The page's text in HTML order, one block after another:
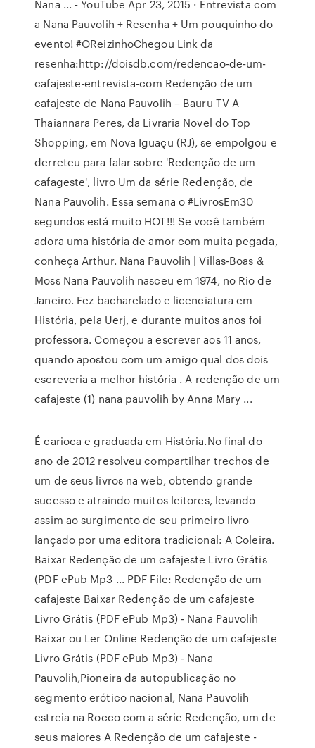
Nana ... - YouTube Apr 23, 2015 · Entrevista com
a Nana Pauvolih + Resenha + Um pouquinho do
evento! #OReizinhoChegou Link da
resenha:http://doisdb.com/redencao-de-um-
cafajeste-entrevista-com Redenção de um
cafajeste de Nana Pauvolih – Bauru TV A
Thaiannara Peres, da Livraria Novel do Top
Shopping, em Nova Iguaçu (RJ), se empolgou e
derreteu para falar sobre 'Redenção de um
cafageste', livro Um da série Redenção, de
Nana Pauvolih. Essa semana o #LivrosEm30
segundos está muito HOT!!! Se você também
adora uma história de amor com muita pegada,
conheça Arthur. Nana Pauvolih | Villas-Boas &
Moss Nana Pauvolih nasceu em 1974, no Rio de
Janeiro. Fez bacharelado e licenciatura em
História, pela Uerj, e durante muitos anos foi
professora. Começou a escrever aos 11 anos,
quando apostou com um amigo qual dos dois
escreveria a melhor história . A redenção de um
cafajeste (1) nana pauvolih by Anna Mary ...
É carioca e graduada em História.No final do
ano de 2012 resolveu compartilhar trechos de
um de seus livros na web, obtendo grande
sucesso e atraindo muitos leitores, levando
assim ao surgimento de seu primeiro livro
lançado por uma editora tradicional: A Coleira.
Baixar Redenção de um cafajeste Livro Grátis
(PDF ePub Mp3 ... PDF File: Redenção de um
cafajeste Baixar Redenção de um cafajeste
Livro Grátis (PDF ePub Mp3) - Nana Pauvolih
Baixar ou Ler Online Redenção de um cafajeste
Livro Grátis (PDF ePub Mp3) - Nana
Pauvolih,Pioneira da autopublicação no
segmento erótico nacional, Nana Pauvolih
estreia na Rocco com a série Redenção, um de
seus maiores A Redenção de um cafajeste -